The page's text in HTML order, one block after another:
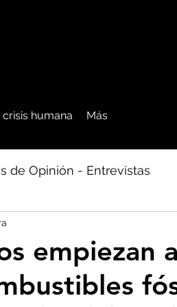
crisis humana Más
de Opinión - Entrevistas
Agua-Dieta
- Antártida - Glaciares
empiezan